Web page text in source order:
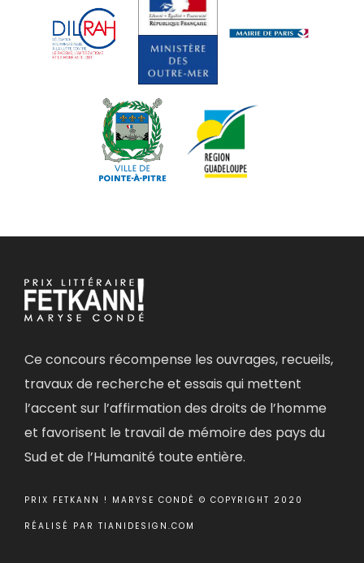
Ce concours récompense les ouvrages, recueils,
travaux de recherche et essais qui mettent
l’accent sur l’affirmation des droits de l’homme
et favorisent le travail de mémoire des pays du
Sud et de l’Humanité toute entière.
PRIX FETKANN ! MARYSE CONDÉ © COPYRIGHT 2020
RÉALISÉ PAR TIANIDESIGN.COM